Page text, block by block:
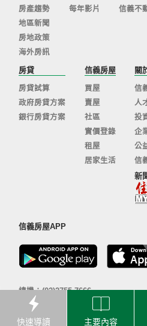
快速導讀 主要內容
房產趨勢
地區新聞
房地政策
海外房訊
每年影片
信義不
房貸
房貸試算
政府房貸方案
銀行房貸方案
信義房屋
買屋
賣屋
社區
實價登錄
租屋
居家生活
關
信
人
投
企
公
信
新
信義房屋APP
總機：(02)2755-7666
客服信箱：
110 台北市信義區信義路五段100號
© 信義房屋股份有限公司 版權所有